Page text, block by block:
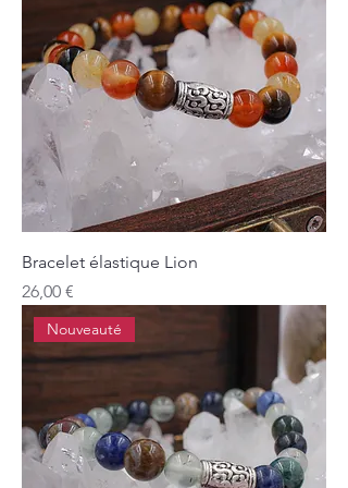
Bracelet élastique Lion
Prix
26,00 €
Nouveauté